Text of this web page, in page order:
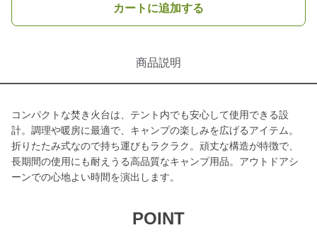
カートに追加する
商品説明
コンパクトな焚き火台は、テント内でも安心して使用できる設
計。調理や暖房に最適で、キャンプの楽しみを広げるアイテム。
折りたたみ式なので持ち運びもラクラク。頑丈な構造が特徴で、
長期間の使用にも耐えうる高品質なキャンプ用品。アウトドアシ
ーンでの心地よい時間を演出します。
POINT